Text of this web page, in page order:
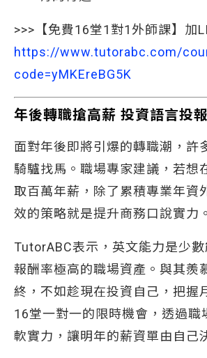
>>>【免費16堂1對1外師課】加
https://www.tutorabc.com/
code=yMKEreBG5K
年後轉職搶高薪 投資語言投
面對年後即將引爆的轉職潮，許
騎驢找馬。職場專家建議，若想
取百萬年薪，除了累積專業年資
效的策略就是提升商務口說實力。
TutorABC表示，英文能力是少
報酬率極高的職場資產。與其羨
終，不如趁現在投資自己，把握
16堂一對一的限時機會，透過職
軟實力，讓明年的薪資單由自己